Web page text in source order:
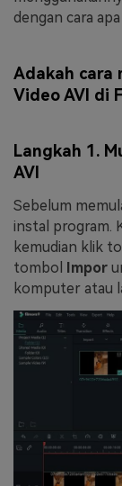
dengan cara
Adakah cara
Video AVI di
Langkah 1.
AVI
Sebelum
instal program.
kemudian klik
tombol Impor
komputer atau